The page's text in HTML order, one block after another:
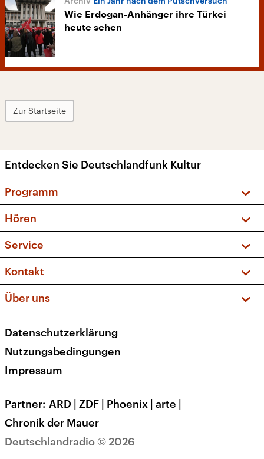
Wie Erdogan-Anhänger ihre Türkei
heute sehen
Zur Startseite
Entdecken Sie Deutschlandfunk Kultur
Programm
Sendungen und Podcasts
Musikliste
Kakadu – Das Kinderprogramm
Hören
Frequenzen (UKW + DAB+)
Service
FAQ
Apps
Newsletter
Veranstaltungen
Kontakt
Social Media
Über uns
Presse
Karriere
Transparenz
Deutschlandradio © 2026
Datenschutzerklärung
Nutzungsbedingungen
Impressum
Partner ARD | ZDF | Phoenix | arte |
Chronik der Mauer